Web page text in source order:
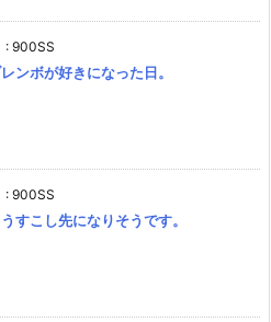
: 900SS
ンボが好きになった日。
: 900SS
すこし先になりそうです。